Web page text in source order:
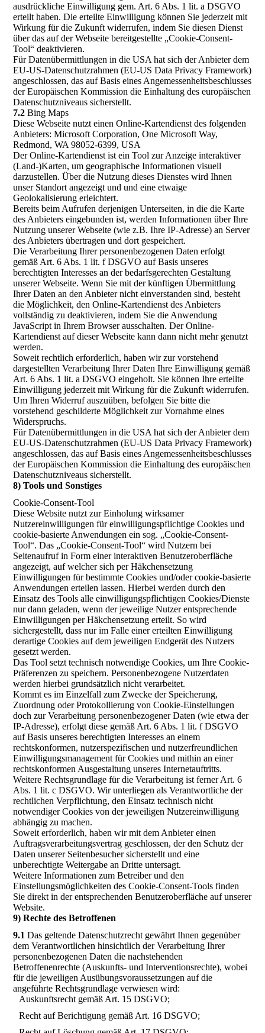
ausdrückliche Einwilligung gem. Art. 6 Abs. 1 lit. a DSGVO
erteilt haben. Die erteilte Einwilligung können Sie jederzeit mit
Wirkung für die Zukunft widerrufen, indem Sie diesen Dienst
über das auf der Webseite bereitgestellte „Cookie-Consent-
Tool“ deaktivieren.
Für Datenübermittlungen in die USA hat sich der Anbieter dem
EU-US-Datenschutzrahmen (EU-US Data Privacy Framework)
angeschlossen, das auf Basis eines Angemessenheitsbeschlusses
der Europäischen Kommission die Einhaltung des europäischen
Datenschutzniveaus sicherstellt.
7.2 Bing Maps
Diese Webseite nutzt einen Online-Kartendienst des folgenden
Anbieters: Microsoft Corporation, One Microsoft Way,
Redmond, WA 98052-6399, USA
Der Online-Kartendienst ist ein Tool zur Anzeige interaktiver
(Land-)Karten, um geographische Informationen visuell
darzustellen. Über die Nutzung dieses Dienstes wird Ihnen
unser Standort angezeigt und und eine etwaige
Geolokalisierung erleichtert.
Bereits beim Aufrufen derjenigen Unterseiten, in die die Karte
des Anbieters eingebunden ist, werden Informationen über Ihre
Nutzung unserer Webseite (wie z.B. Ihre IP-Adresse) an Server
des Anbieters übertragen und dort gespeichert.
Die Verarbeitung Ihrer personenbezogenen Daten erfolgt
gemäß Art. 6 Abs. 1 lit. f DSGVO auf Basis unseres
berechtigten Interesses an der bedarfsgerechten Gestaltung
unserer Webseite. Wenn Sie mit der künftigen Übermittlung
Ihrer Daten an den Anbieter nicht einverstanden sind, besteht
die Möglichkeit, den Online-Kartendienst des Anbieters
vollständig zu deaktivieren, indem Sie die Anwendung
JavaScript in Ihrem Browser ausschalten. Der Online-
Kartendienst auf dieser Webseite kann dann nicht mehr genutzt
werden.
Soweit rechtlich erforderlich, haben wir zur vorstehend
dargestellten Verarbeitung Ihrer Daten Ihre Einwilligung gemäß
Art. 6 Abs. 1 lit. a DSGVO eingeholt. Sie können Ihre erteilte
Einwilligung jederzeit mit Wirkung für die Zukunft widerrufen.
Um Ihren Widerruf auszuüben, befolgen Sie bitte die
vorstehend geschilderte Möglichkeit zur Vornahme eines
Widerspruchs.
Für Datenübermittlungen in die USA hat sich der Anbieter dem
EU-US-Datenschutzrahmen (EU-US Data Privacy Framework)
angeschlossen, das auf Basis eines Angemessenheitsbeschlusses
der Europäischen Kommission die Einhaltung des europäischen
Datenschutzniveaus sicherstellt.
8) Tools und Sonstiges
Cookie-Consent-Tool
Diese Website nutzt zur Einholung wirksamer
Nutzereinwilligungen für einwilligungspflichtige Cookies und
cookie-basierte Anwendungen ein sog. „Cookie-Consent-
Tool“. Das „Cookie-Consent-Tool“ wird Nutzern bei
Seitenaufruf in Form einer interaktiven Benutzeroberfläche
angezeigt, auf welcher sich per Häkchensetzung
Einwilligungen für bestimmte Cookies und/oder cookie-basierte
Anwendungen erteilen lassen. Hierbei werden durch den
Einsatz des Tools alle einwilligungspflichtigen Cookies/Dienste
nur dann geladen, wenn der jeweilige Nutzer entsprechende
Einwilligungen per Häkchensetzung erteilt. So wird
sichergestellt, dass nur im Falle einer erteilten Einwilligung
derartige Cookies auf dem jeweiligen Endgerät des Nutzers
gesetzt werden.
Das Tool setzt technisch notwendige Cookies, um Ihre Cookie-
Präferenzen zu speichern. Personenbezogene Nutzerdaten
werden hierbei grundsätzlich nicht verarbeitet.
Kommt es im Einzelfall zum Zwecke der Speicherung,
Zuordnung oder Protokollierung von Cookie-Einstellungen
doch zur Verarbeitung personenbezogener Daten (wie etwa der
IP-Adresse), erfolgt diese gemäß Art. 6 Abs. 1 lit. f DSGVO
auf Basis unseres berechtigten Interesses an einem
rechtskonformen, nutzerspezifischen und nutzerfreundlichen
Einwilligungsmanagement für Cookies und mithin an einer
rechtskonformen Ausgestaltung unseres Internetauftritts.
Weitere Rechtsgrundlage für die Verarbeitung ist ferner Art. 6
Abs. 1 lit. c DSGVO. Wir unterliegen als Verantwortliche der
rechtlichen Verpflichtung, den Einsatz technisch nicht
notwendiger Cookies von der jeweiligen Nutzereinwilligung
abhängig zu machen.
Soweit erforderlich, haben wir mit dem Anbieter einen
Auftragsverarbeitungsvertrag geschlossen, der den Schutz der
Daten unserer Seitenbesucher sicherstellt und eine
unberechtigte Weitergabe an Dritte untersagt.
Weitere Informationen zum Betreiber und den
Einstellungsmöglichkeiten des Cookie-Consent-Tools finden
Sie direkt in der entsprechenden Benutzeroberfläche auf unserer
Website.
9) Rechte des Betroffenen
9.1 Das geltende Datenschutzrecht gewährt Ihnen gegenüber
dem Verantwortlichen hinsichtlich der Verarbeitung Ihrer
personenbezogenen Daten die nachstehenden
Betroffenenrechte (Auskunfts- und Interventionsrechte), wobei
für die jeweiligen Ausübungsvoraussetzungen auf die
angeführte Rechtsgrundlage verwiesen wird:
Auskunftsrecht gemäß Art. 15 DSGVO;
Recht auf Berichtigung gemäß Art. 16 DSGVO;